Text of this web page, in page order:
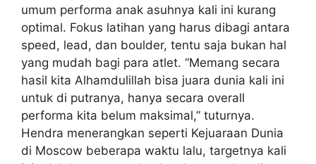
umum performa anak asuhnya kali ini kurang
optimal. Fokus latihan yang harus dibagi antara
speed, lead, dan boulder, tentu saja bukan hal
yang mudah bagi para atlet. “Memang secara
hasil kita Alhamdulillah bisa juara dunia kali ini
untuk di putranya, hanya secara overall
performa kita belum maksimal,” tuturnya.
Hendra menerangkan seperti Kejuaraan Dunia
di Moscow beberapa waktu lalu, targetnya kali